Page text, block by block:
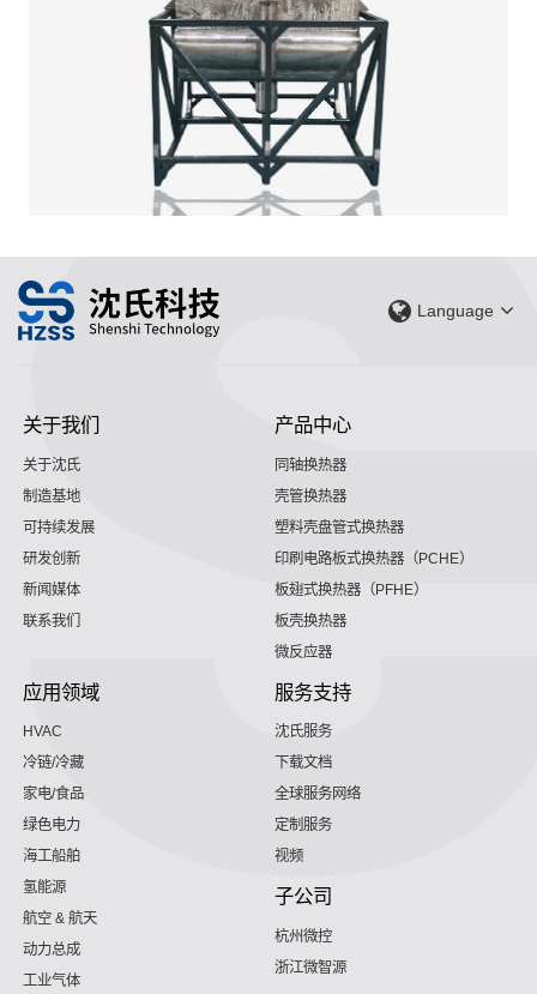
Language
关于我们
关于沈氏
制造基地
可持续发展
研发创新
新闻媒体
联系我们
产品中心
同轴换热器
壳管换热器
塑料壳盘管式换热器
印刷电路板式换热器（PCHE）
板翅式换热器（PFHE）
板壳换热器
微反应器
应用领域
HVAC
冷链/冷藏
家电/食品
绿色电力
海工船舶
氢能源
航空 & 航天
动力总成
工业气体
服务支持
沈氏服务
下载文档
全球服务网络
定制服务
视频
子公司
杭州微控
浙江微智源